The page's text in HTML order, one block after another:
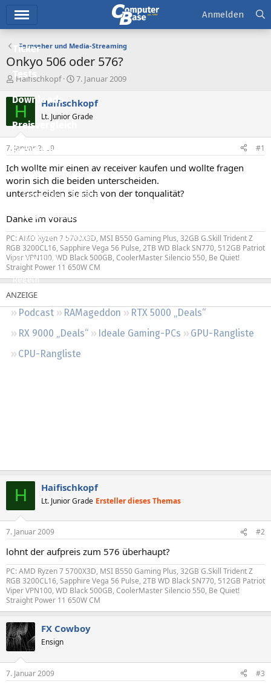
Ticker
Tests
Downloads
Preisvergleich
Forum
Aktuelles
Empfohlene Inhalte
Neue Beiträge
Neueste Aktivitäten
Leserartikel
Regeln
Podcast RAMageddon
RTX 5000 „Deals“
RX 9000 „Deals“
Ideale Gaming-PCs
GPU-Rangliste
CPU-Rangliste
Anmelden
Fernseher und Media-Streaming
Onkyo 506 oder 576?
E
s
t
e
e
r
Haifischkopf
E
s
e
t
a
m
7. Januar 2009
H Haifischkopf
Lt. Junior Grade
7. Januar 2009 #1
Ich wollte mir einen av receiver kaufen und wollte fragen
worin sich die beiden unterscheiden.
unterscheiden sie sich von der tonqualität?
Danke im voraus
PC: AMD Ryzen 7 5700X3D, MSI B550 Gaming Plus, 32GB G.Skill Trident Z
RGB 3200CL16, Sapphire Vega 56 Pulse, 2TB WD Black SN770, 512GB Patriot
Viper VPN100, WD Black 500GB, CoolerMaster Silencio 550, Be Quiet!
Straight Power 11 650W CM
H Haifischkopf
Lt. Junior Grade Ersteller dieses Themas
7. Januar 2009 #2
lohnt der aufpreis zum 576 überhaupt?
PC: AMD Ryzen 7 5700X3D, MSI B550 Gaming Plus, 32GB G.Skill Trident Z
RGB 3200CL16, Sapphire Vega 56 Pulse, 2TB WD Black SN770, 512GB Patriot
Viper VPN100, WD Black 500GB, CoolerMaster Silencio 550, Be Quiet!
Straight Power 11 650W CM
FX Cowboy
Ensign
7. Januar 2009 #3